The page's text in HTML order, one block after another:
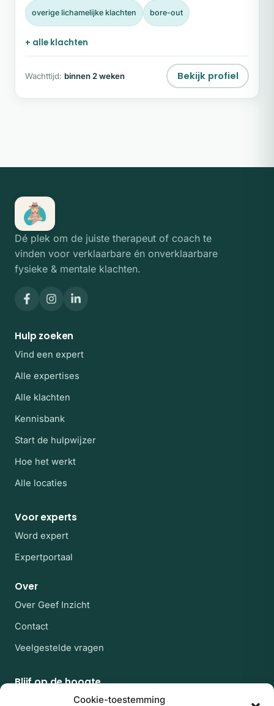
Cookie-toestemming
overige lichamelijke klachten bore-out
+ alle klachten
Wachttijd: binnen 2 weken Bekijk profiel
Dé plek om de juiste therapeut of coach te
vinden voor verklaarbare én onverklaarbare
fysieke & mentale klachten.
Hulp zoeken
Vind een expert
Alle expertises
Alle klachten
Kennisbank
Start de hulpwijzer
Hoe het werkt
Alle locaties
Voor experts
Word expert
Expertportaal
Over
Over Geef Inzicht
Contact
Veelgestelde vragen
Blijf op de hoogte
Af en toe een rustige mail met nieuwe experts en